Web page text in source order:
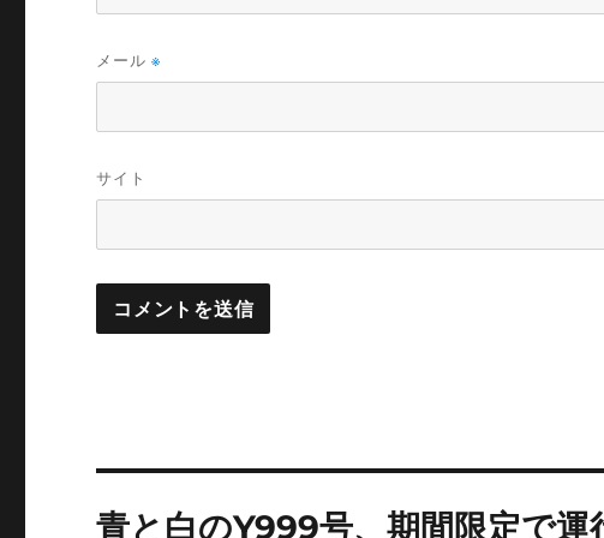
メール※
サイト
青と白のY999号、期間限定で運